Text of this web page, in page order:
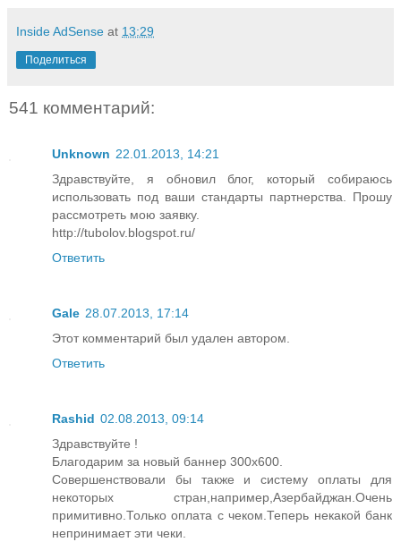
Inside AdSense at 13:29
Поделиться
541 комментарий:
Unknown 22.01.2013, 14:21
Здравствуйте, я обновил блог, который собираюсь
использовать под ваши стандарты партнерства. Прошу
рассмотреть мою заявку.
http://tubolov.blogspot.ru/
Ответить
Gale 28.07.2013, 17:14
Этот комментарий был удален автором.
Ответить
Rashid 02.08.2013, 09:14
Здравствуйте !
Благодарим за новый баннер 300х600.
Совершенствовали бы также и систему оплаты для
некоторых стран,например,Азербайджан.Очень
примитивно.Только оплата с чеком.Теперь некакой банк
непринимает эти чеки.